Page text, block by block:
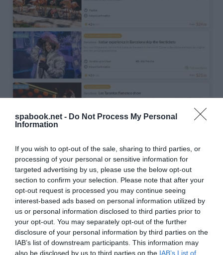
spabook.net - Do Not Process My Personal
Information
If you wish to opt-out of the sale, sharing to third parties, or
processing of your personal or sensitive information for
targeted advertising by us, please use the below opt-out
section to confirm your selection. Please note that after your
opt-out request is processed you may continue seeing
interest-based ads based on personal information utilized by
us or personal information disclosed to third parties prior to
your opt-out. You may separately opt-out of the further
disclosure of your personal information by third parties on the
IAB’s list of downstream participants. This information may
also be disclosed by us to third parties on the IAB’s List of
csoportunkhoz, ésiratkozz fel hírlevelünkre
A legtöbb élményre papírmentes, online jegyeket
válthatunk, így a beléptetés kényelmes és gyors
lehet a QR kódok beolvasásával. A rendszer igen
hasznos funkciója, hogy push értesítéseket küld,
amelyben emlékeztet a helyszínre és az időpontra,
hogy az adott hely felfedezése közben meg ne